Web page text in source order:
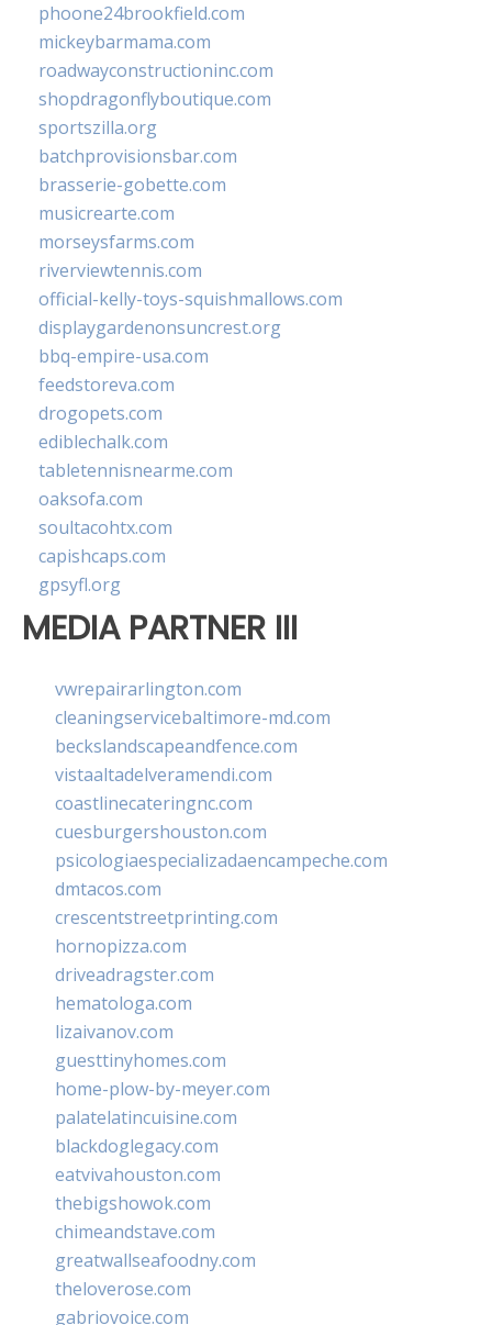
phoone24brookfield.com
mickeybarmama.com
roadwayconstructioninc.com
shopdragonflyboutique.com
sportszilla.org
batchprovisionsbar.com
brasserie-gobette.com
musicrearte.com
morseysfarms.com
riverviewtennis.com
official-kelly-toys-squishmallows.com
displaygardenonsuncrest.org
bbq-empire-usa.com
feedstoreva.com
drogopets.com
ediblechalk.com
tabletennisnearme.com
oaksofa.com
soultacohtx.com
capishcaps.com
gpsyfl.org
MEDIA PARTNER III
vwrepairarlington.com
cleaningservicebaltimore-md.com
beckslandscapeandfence.com
vistaaltadelveramendi.com
coastlinecateringnc.com
cuesburgershouston.com
psicologiaespecializadaencampeche.com
dmtacos.com
crescentstreetprinting.com
hornopizza.com
driveadragster.com
hematologa.com
lizaivanov.com
guesttinyhomes.com
home-plow-by-meyer.com
palatelatincuisine.com
blackdoglegacy.com
eatvivahouston.com
thebigshowok.com
chimeandstave.com
greatwallseafoodny.com
theloverose.com
gabriovoice.com